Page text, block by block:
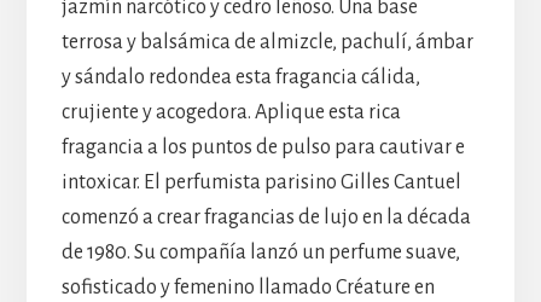
jazmín narcótico y cedro leñoso. Una base
terrosa y balsámica de almizcle, pachulí, ámbar
y sándalo redondea esta fragancia cálida,
crujiente y acogedora. Aplique esta rica
fragancia a los puntos de pulso para cautivar e
intoxicar. El perfumista parisino Gilles Cantuel
comenzó a crear fragancias de lujo en la década
de 1980. Su compañía lanzó un perfume suave,
sofisticado y femenino llamado Créature en